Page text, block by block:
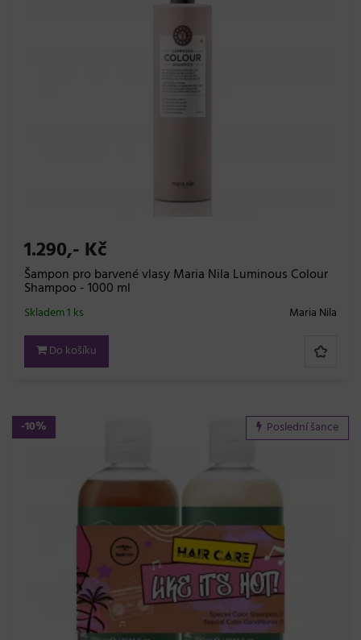
1.290,- Kč
Šampon pro barvené vlasy Maria Nila Luminous Colour
Shampoo - 1000 ml
Maria Nila
Skladem 1 ks
Do košíku
-10% Poslední šance